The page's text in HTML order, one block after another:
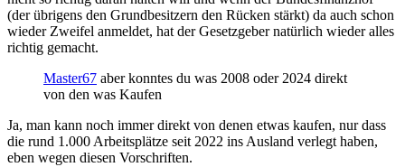
(der übrigens den Grundbesitzern den Rücken stärkt) da auch schon
wieder Zweifel anmeldet, hat der Gesetzgeber natürlich wieder alles
richtig gemacht.
Master67 aber konntes du was 2008 oder 2024 direkt
von den was Kaufen
Ja, man kann noch immer direkt von denen etwas kaufen, nur dass
die rund 1.000 Arbeitsplätze seit 2022 ins Ausland verlegt haben,
eben wegen diesen Vorschriften.